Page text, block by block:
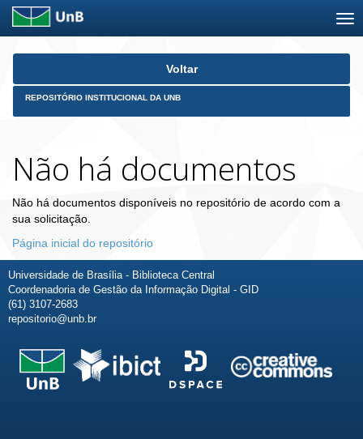
Skip
Voltar
REPOSITÓRIO INSTITUCIONAL DA UNB
Não há documentos
Não há documentos disponíveis no repositório de acordo com a
sua solicitação.
Página inicial do repositório
Universidade de Brasília - Biblioteca Central
Coordenadoria de Gestão da Informação Digital - GID
(61) 3107-2683
repositorio@unb.br